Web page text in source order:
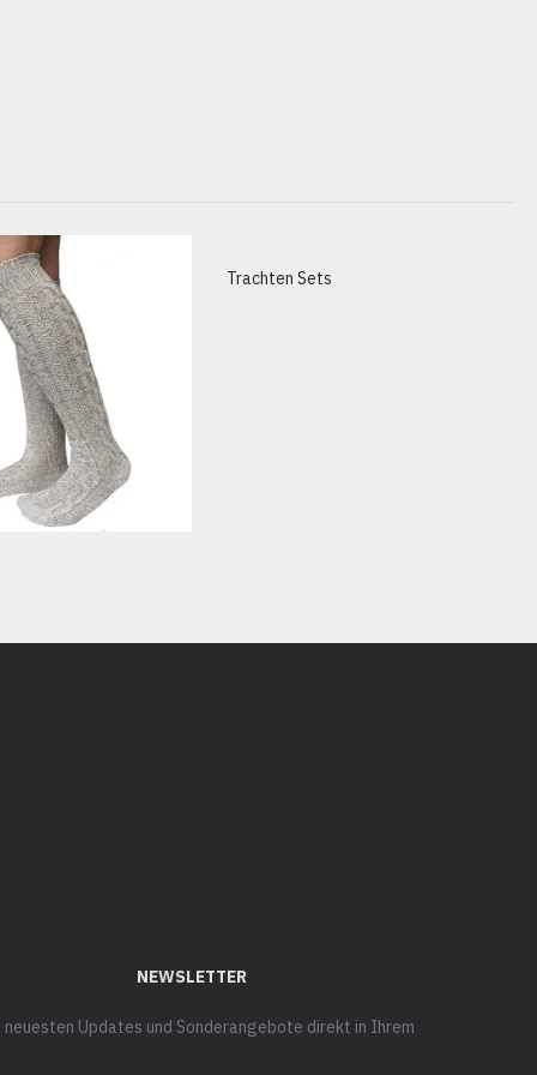
Trachten Sets
NEWSLETTER
neuesten Updates und Sonderangebote direkt in Ihrem